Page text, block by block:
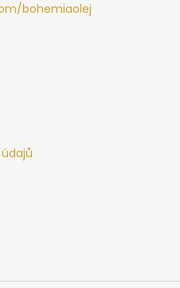
bohemiaolej